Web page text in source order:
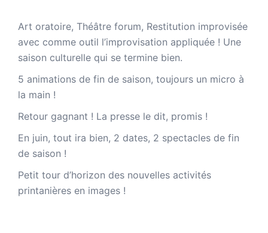
Art oratoire, Théâtre forum, Restitution improvisée
avec comme outil l’improvisation appliquée ! Une
saison culturelle qui se termine bien.
5 animations de fin de saison, toujours un micro à
la main !
Retour gagnant ! La presse le dit, promis !
En juin, tout ira bien, 2 dates, 2 spectacles de fin
de saison !
Petit tour d’horizon des nouvelles activités
printanières en images !